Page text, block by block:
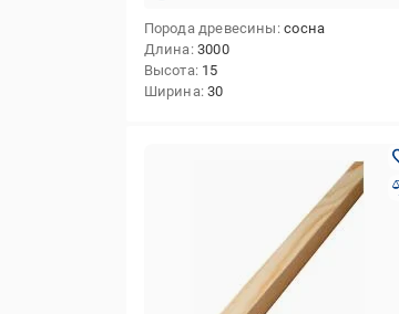
Порода древесины сосна
Длина 3000
Высота 15
Ширина 30